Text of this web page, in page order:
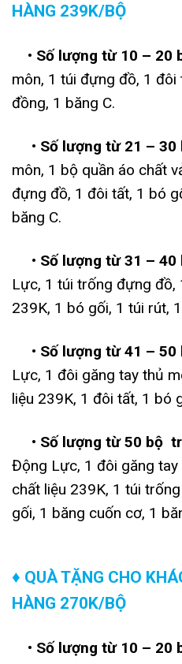
HÀNG 239K/BỘ
• Số lượng từ 10 – 20
môn, 1 túi đựng đồ, 1
đồng, 1 băng C.
• Số lượng từ 21 – 30
môn, 1 bộ quần áo chất
đựng đồ, 1 đôi tất, 1 bó
băng C.
• Số lượng từ 31 – 40
Lực, 1 túi trống đựng đồ,
239K, 1 bó gối, 1 túi rút,
• Số lượng từ 41 – 50
Lực, 1 đôi găng tay thủ
liệu 239K, 1 đôi tất, 1 bó
• Số lượng từ 50 bộ
Động Lực, 1 đôi găng
chất liệu 239K, 1 túi
gối, 1 băng cuốn cơ, 1
♦ QUÀ TẶNG CHO
HÀNG 270K/BỘ
• Số lượng từ 10 – 20